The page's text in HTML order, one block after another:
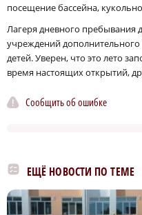
посещение бассейна,
Лагеря дневного пребывания
учреждений
детей. Уверен, что это лето
время настоящих открытий,
Сообщить об ошибке
ЕЩЁ НОВОСТИ ПО ТЕМЕ